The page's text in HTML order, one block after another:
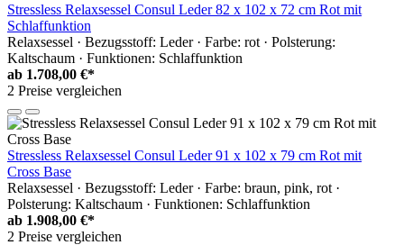
Stressless Relaxsessel Consul Leder 82 x 102 x 72 cm Rot mit
Schlaffunktion
Relaxsessel · Bezugsstoff: Leder · Farbe: rot · Polsterung:
Kaltschaum · Funktionen: Schlaffunktion
ab 1.708,00 €*
2 Preise vergleichen
Stressless Relaxsessel Consul Leder 91 x 102 x 79 cm Rot mit
Cross Base
Relaxsessel · Bezugsstoff: Leder · Farbe: braun, pink, rot ·
Polsterung: Kaltschaum · Funktionen: Schlaffunktion
ab 1.908,00 €*
2 Preise vergleichen